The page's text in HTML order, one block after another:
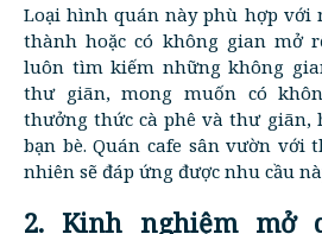
Loại hình quán này phù hợp với
thành hoặc có không gian mở
luôn tìm kiếm những không
thư giãn, mong muốn có
thưởng thức cà phê và thư giãn,
bạn bè. Quán cafe sân vườn với
nhiên sẽ đáp ứng được nhu cầu
2. Kinh nghiệm mở